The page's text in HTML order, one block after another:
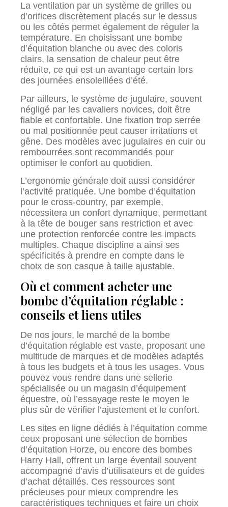
La ventilation par un système de grilles ou
d’orifices discrètement placés sur le dessus
ou les côtés permet également de réguler la
température. En choisissant une bombe
d’équitation blanche ou avec des coloris
clairs, la sensation de chaleur peut être
réduite, ce qui est un avantage certain lors
des journées ensoleillées d’été.
Par ailleurs, le système de jugulaire, souvent
négligé par les cavaliers novices, doit être
fiable et confortable. Une fixation trop serrée
ou mal positionnée peut causer irritations et
gêne. Des modèles avec jugulaires en cuir ou
rembourrées sont recommandés pour
optimiser le confort au quotidien.
L’ergonomie générale doit aussi considérer
l’activité pratiquée. Une bombe d’équitation
pour le cross-country, par exemple,
nécessitera un confort dynamique, permettant
à la tête de bouger sans restriction et avec
une protection renforcée contre les impacts
multiples. Chaque discipline a ainsi ses
spécificités à prendre en compte dans le
choix de son casque à taille ajustable.
Où et comment acheter une
bombe d’équitation réglable :
conseils et liens utiles
De nos jours, le marché de la bombe
d’équitation réglable est vaste, proposant une
multitude de marques et de modèles adaptés
à tous les budgets et à tous les usages. Vous
pouvez vous rendre dans une sellerie
spécialisée ou un magasin d’équipement
équestre, où l’essayage reste le moyen le
plus sûr de vérifier l’ajustement et le confort.
Les sites en ligne dédiés à l’équitation comme
ceux proposant une sélection de bombes
d’équitation Horze, ou encore des bombes
Harry Hall, offrent un large éventail souvent
accompagné d’avis d’utilisateurs et de guides
d’achat détaillés. Ces ressources sont
précieuses pour mieux comprendre les
caractéristiques techniques et faire un choix